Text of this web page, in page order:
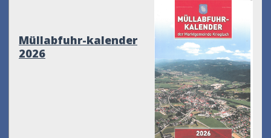
Müllabfuhr-kalender
2026